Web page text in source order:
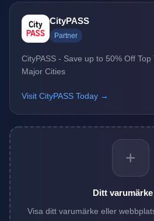
CityPASS
Partner
CityPASS - Save up to 50% Off
Major Cities
Visit CityPASS Today →
+
Ditt
Visa ditt varumärke eller